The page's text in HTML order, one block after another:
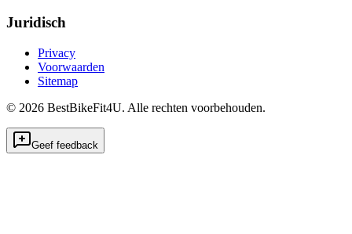
Juridisch
Privacy
Voorwaarden
Sitemap
© 2026 BestBikeFit4U. Alle rechten voorbehouden.
Geef feedback